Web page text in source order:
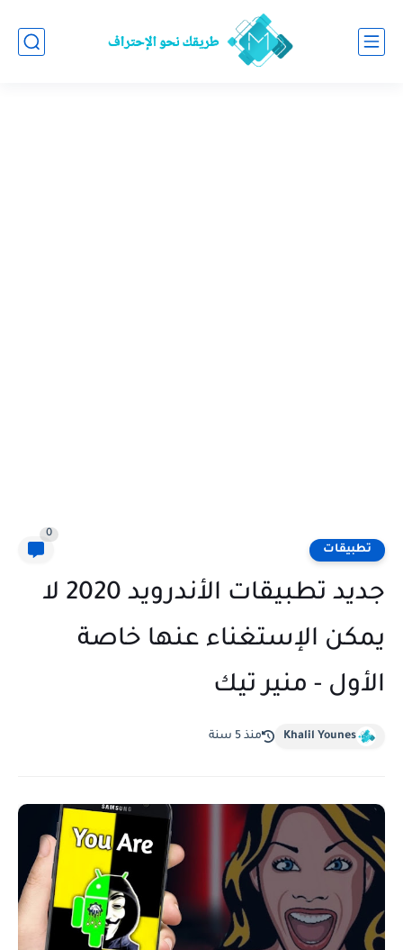
تطبيقات
0
جديد تطبيقات الأندرويد 2020 لا
يمكن الإستغناء عنها خاصة
الأول - منير تيك
Khalil Younes منذ 5 سنة